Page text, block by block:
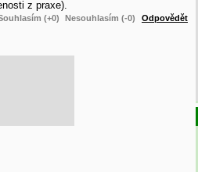
z praxe).
(+0) Nesouhlasím (-0) Odpovědět